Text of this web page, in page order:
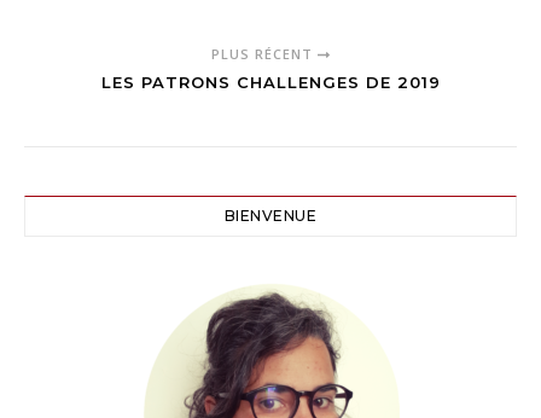
PLUS RÉCENT
LES PATRONS CHALLENGES DE 2019
BIENVENUE